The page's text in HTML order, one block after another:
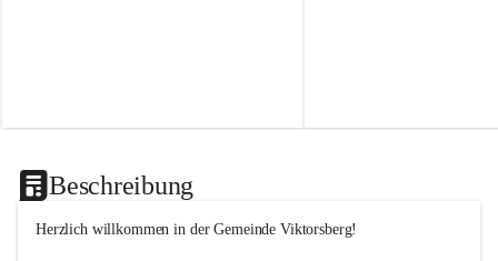
Beschreibung
Herzlich willkommen in der Gemeinde Viktorsberg!